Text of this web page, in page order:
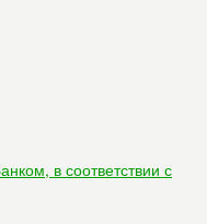
в соответствии с